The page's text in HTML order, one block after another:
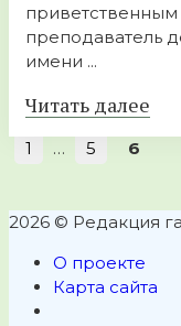
преподаватель
имени ...
Читать далее
1 … 5 6
2026 © Редакция
О проекте
Карта сайта